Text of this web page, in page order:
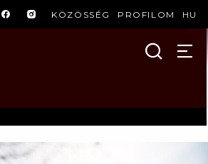
KÖZÖSSÉG PROFILOM HU